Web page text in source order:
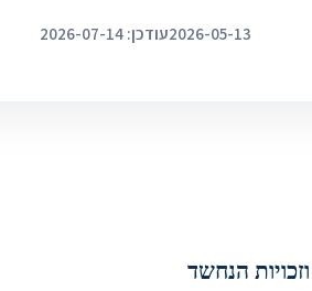
2026-05-13עודכן: 2026-07-14
הנחשד